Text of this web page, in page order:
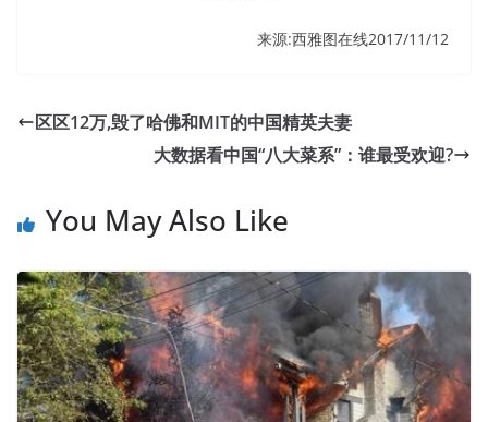
来源:西雅图在线2017/11/12
区区12万,毁了哈佛和MIT的中国精英夫妻
大数据看中国“八大菜系”：谁最受欢迎?
You May Also Like